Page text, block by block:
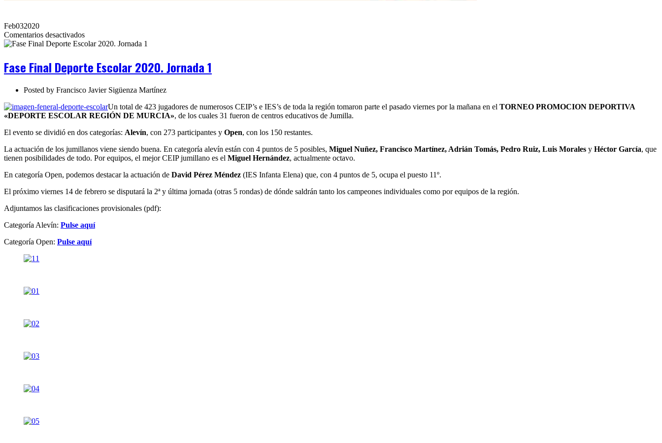
Feb032020
Comentarios desactivadosen
Fase
Escolar
Jornada
Fase Final Deporte Escolar 2020. Jornada 1
Posted by Francisco Javier Sigüenza Martínez
Un total de 423 jugadores de numerosos CEIP’s e IES’s de toda la región tomaron parte el pasado viernes por la mañana en el TORNEO PROMOCION DEPORTIVA
«DEPORTE ESCOLAR REGIÓN DE MURCIA», de los cuales 31 fueron de centros educativos de Jumilla.
El evento se dividió en dos categorías: Alevín, con 273 participantes y Open, con los 150 restantes.
La actuación de los jumillanos viene siendo buena. En categoría alevín están con 4 puntos de 5 posibles, Miguel Nuñez, Francisco Martínez, Adrián Tomás, Pedro Ruiz, Luis Morales y Héctor García, que
tienen posibilidades de todo. Por equipos, el mejor CEIP jumillano es el Miguel Hernández, actualmente octavo.
En categoría Open, podemos destacar la actuación de David Pérez Méndez (IES Infanta Elena) que, con 4 puntos de 5, ocupa el puesto 11º.
El próximo viernes 14 de febrero se disputará la 2ª y última jornada (otras 5 rondas) de dónde saldrán tanto los campeones individuales como por equipos de la región.
Adjuntamos las clasificaciones provisionales (pdf):
Categoría Alevín: Pulse aquí
Categoría Open: Pulse aquí